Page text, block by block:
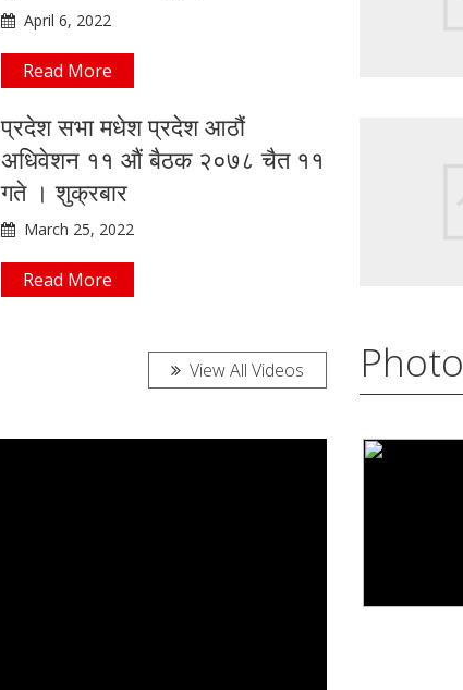
April 6, 2022
Read More
प्रदेश सभा मधेश प्रदेश आठौं
अधिवेशन ११ औं बैठक २०७८ चैत ११
गते । शुक्रबार
March 25, 2022
Read More
View All Videos Photo